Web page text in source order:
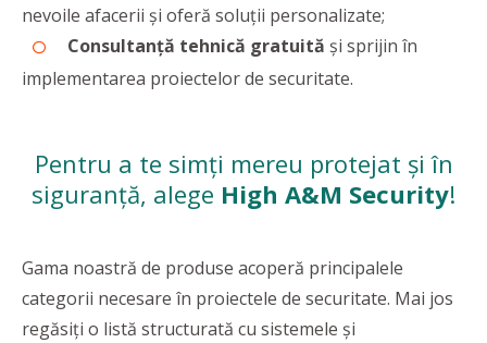
nevoile afacerii şi oferă soluţii personalizate;
Consultanţă tehnică gratuită şi sprijin în
implementarea proiectelor de securitate.
Pentru a te simți mereu protejat și în
siguranță, alege High A&M Security!
Gama noastră de produse acoperă principalele
categorii necesare în proiectele de securitate. Mai jos
regăsiți o listă structurată cu sistemele și